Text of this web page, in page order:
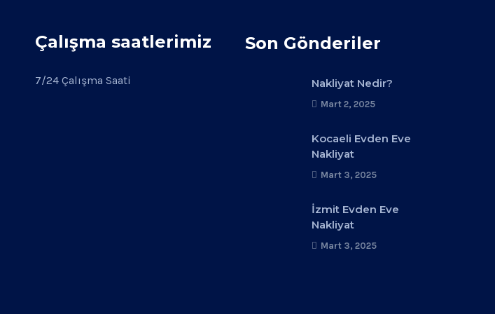
Çalışma saatlerimiz
7/24 Çalışma Saati
Son Gönderiler
Nakliyat Nedir?
Mart 2, 2025
Kocaeli Evden Eve
Nakliyat
Mart 3, 2025
İzmit Evden Eve
Nakliyat
Mart 3, 2025